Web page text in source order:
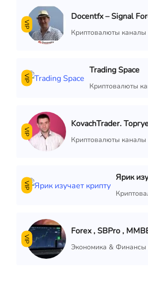
VIP
Docentfx – Signal
Криптовалюты каналы
VIP
Trading Space
Криптовалюты
VIP
KovachTrader.
Криптовалюты каналы
VIP
Ярик
VIP
Forex , SBPro ,
Экономика & Финансы